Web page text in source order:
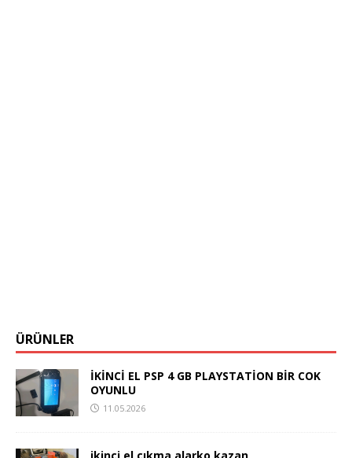
ÜRÜNLER
İKİNCİ EL PSP 4 GB PLAYSTATİON BİR COK
OYUNLU
11.05.2026